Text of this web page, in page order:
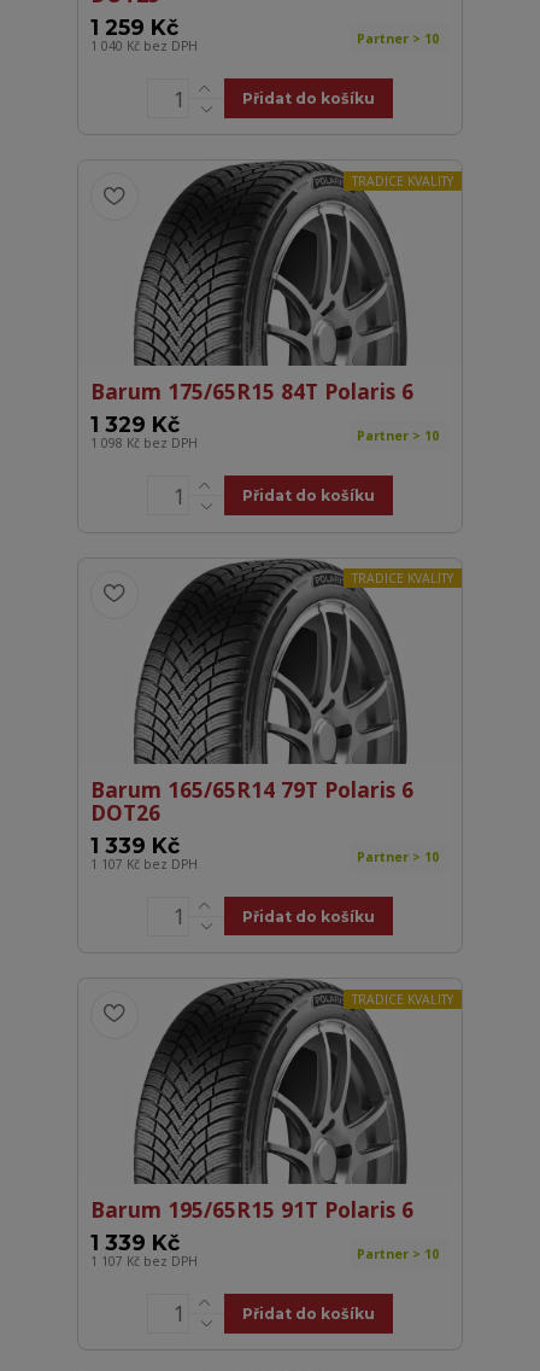
1 259 Kč
1 040 Kč bez DPH Partner > 10
Přidat do košíku
TRADICE KVALITY
Barum 175/65R15 84T Polaris 6
1 329 Kč
1 098 Kč bez DPH Partner > 10
Přidat do košíku
TRADICE KVALITY
Barum 165/65R14 79T Polaris 6
DOT26
1 339 Kč
1 107 Kč bez DPH Partner > 10
Přidat do košíku
TRADICE KVALITY
Barum 195/65R15 91T Polaris 6
1 339 Kč
1 107 Kč bez DPH Partner > 10
Přidat do košíku